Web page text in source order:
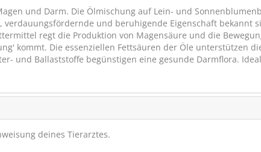
und Darm. Die Ölmischung auf Lein- und
und beruhigende Eigenschaft bekannt
regt die Produktion von Magensäure und die
kommt. Die essenziellen Fettsäuren der Öle unterstützen
und Ballaststoffe begünstigen eine gesunde Darmflora.
deines Tierarztes.